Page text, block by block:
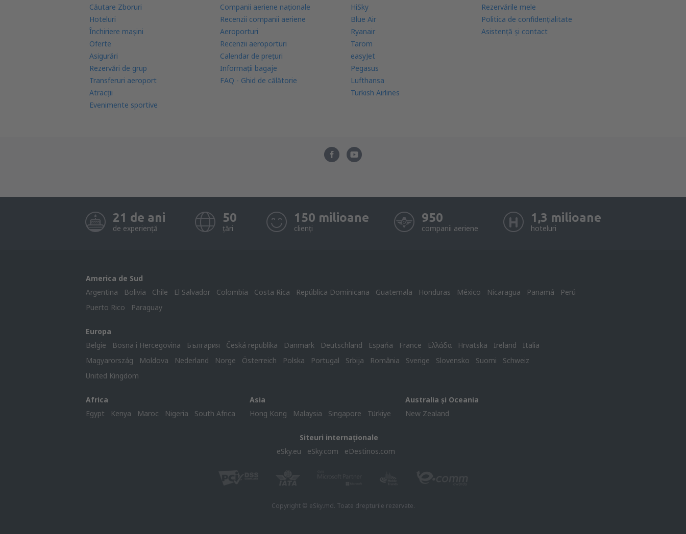
Căutare Zboruri
Hoteluri
Închiriere mașini
Oferte
Asigurări
Rezervări de grup
Transferuri aeroport
Atracţii
Evenimente sportive
Companii aeriene naţionale
Recenzii companii aeriene
Aeroporturi
Recenzii aeroporturi
Calendar de prețuri
Informații bagaje
FAQ - Ghid de călătorie
HiSky
Blue Air
Ryanair
Tarom
easyJet
Pegasus
Lufthansa
Turkish Airlines
Rezervările mele
Politica de confidențialitate
Asistenţă şi contact
21 de ani
de experiență
50
țări
150 milioane
clienți
950
companii aeriene
1,3 milioane
hoteluri
America de Sud
Argentina
Bolivia Chile El Salvador Colombia Costa Rica República Dominicana Guatemala Honduras México Nicaragua Panamá
Perú
Puerto Rico
Paraguay
Europa
België
Bosna i Hercegovina България Česká republika Danmark Deutschland Espańa France Ελλάδα Hrvatska Ireland
Italia
Magyarország
Moldova Nederland Norge Österreich Polska Portugal Srbija România Sverige Slovensko Suomi
Schweiz
United Kingdom
Africa
Egypt
Kenya Maroc Nigeria South Africa
Asia
Hong Kong
Malaysia Singapore Türkiye
Australia și Oceania
New Zealand
Siteuri internaționale
eSky.eu
eSky.com eDestinos.com
Copyright © eSky.md. Toate drepturile rezervate.